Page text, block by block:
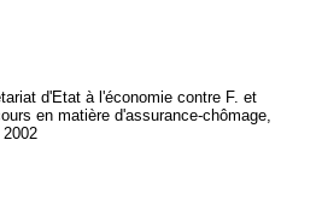
d'Etat à l'économie contre F. et
en matière d'assurance-chômage,